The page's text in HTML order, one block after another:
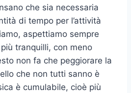
che sia necessaria
di tempo per l’attività
aspettiamo sempre
tranquilli, con meno
non fa che peggiorare la
che non tutti sanno è
è cumulabile, cioè più